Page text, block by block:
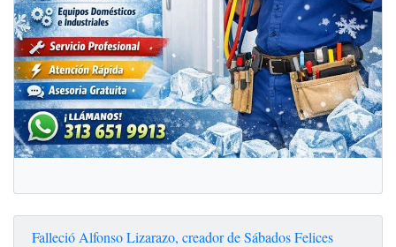
Falleció Alfonso Lizarazo, creador de Sábados Felices